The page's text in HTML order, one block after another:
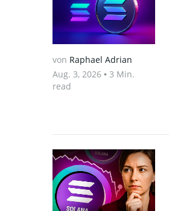
von Raphael Adrian
Aug. 3, 2026 • 3 Min.
read